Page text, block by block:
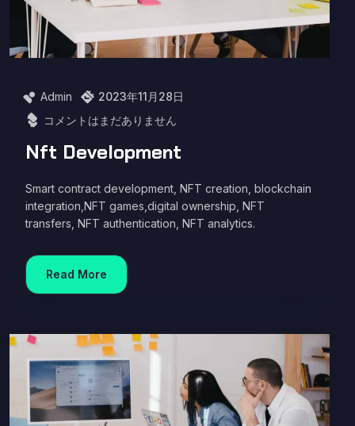
Admin
2023年11月28日
コメントはまだありません
Nft Development
Smart contract development, NFT creation, blockchain
integration,NFT games,digital ownership, NFT
transfers, NFT authentication, NFT analytics.
Read More